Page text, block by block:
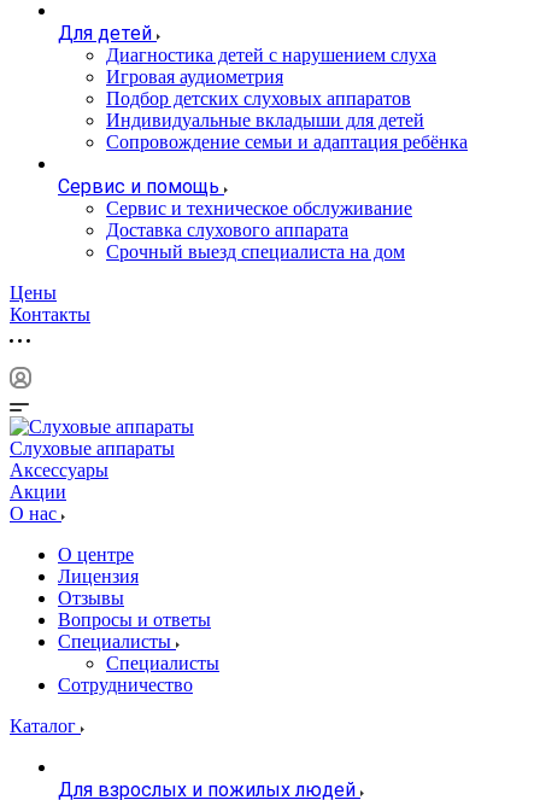
Для детей
Диагностика детей с нарушением слуха
Игровая аудиометрия
Подбор детских слуховых аппаратов
Индивидуальные вкладыши для детей
Сопровождение семьи и адаптация ребёнка
Сервис и помощь
Сервис и техническое обслуживание
Доставка слухового аппарата
Срочный выезд специалиста на дом
Цены
Контакты
Слуховые аппараты
Аксессуары
Акции
О нас
О центре
Лицензия
Отзывы
Вопросы и ответы
Специалисты
Специалисты
Сотрудничество
Каталог
Для взрослых и пожилых людей